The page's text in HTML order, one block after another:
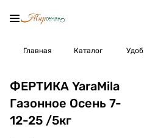
Главная Каталог
ФЕРТИКА YaraMila
Газонное Осень 7-
12-25 /5кг